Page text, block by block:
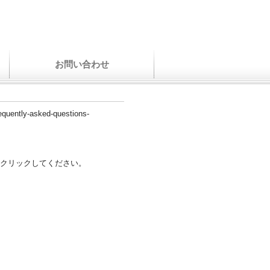
お問い合わせ
asked-questions-
リックしてください。